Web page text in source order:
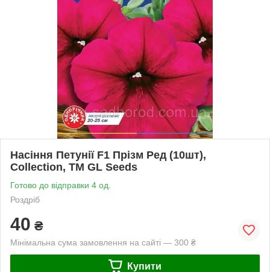
Насіння Петунії F1 Прізм Ред (10шт),
Collection, TM GL Seeds
Готово до відправки 4 од.
Роздріб
40 ₴
Мінімальна сума замовлення на сайті — 300 ₴
Купити